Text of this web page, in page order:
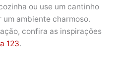
ou use um cantinho
ambiente charmoso.
confira as inspirações
123.